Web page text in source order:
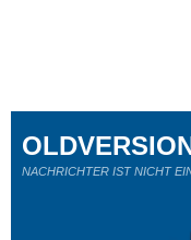
NACHRICHTER IST NICHT